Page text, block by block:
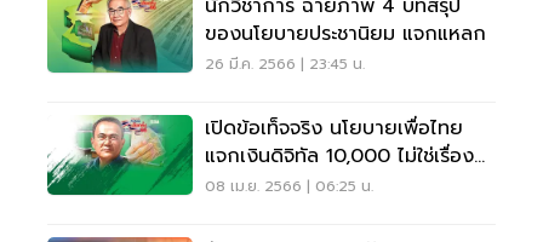
นักวิชาการ ฉายภาพ 4 บทสรุป
ของนโยบายประชานิยม แจกแหลก
26 มี.ค. 2566 | 23:45 น.
เปิดข้อเท็จจริง นโยบายเพื่อไทย
แจกเงินดิจิทัล 10,000 ไม่ใช่เรื่อง
ใหม่
08 เม.ย. 2566 | 06:25 น.